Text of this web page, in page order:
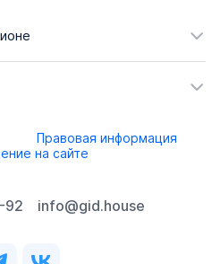
Правовая информация
на сайте
92 info@gid.house